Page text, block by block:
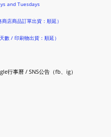
and Tuesdays
店商品訂單出貨：順延）
數 / 印刷物出貨：順延）
行事曆 / SNS公告（fb、ig）